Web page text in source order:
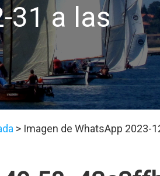
31 a las
> Imagen de WhatsApp 2023-